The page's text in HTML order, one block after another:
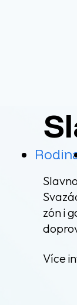
zón i
Více